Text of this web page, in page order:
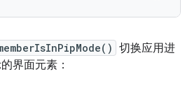
切换应用进
界面元素：